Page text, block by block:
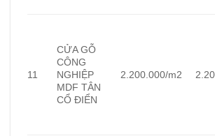
11
CỬA GỖ
CÔNG
NGHIỆP
MDF TÂN
CỔ ĐIỂN
2.200.000/m2